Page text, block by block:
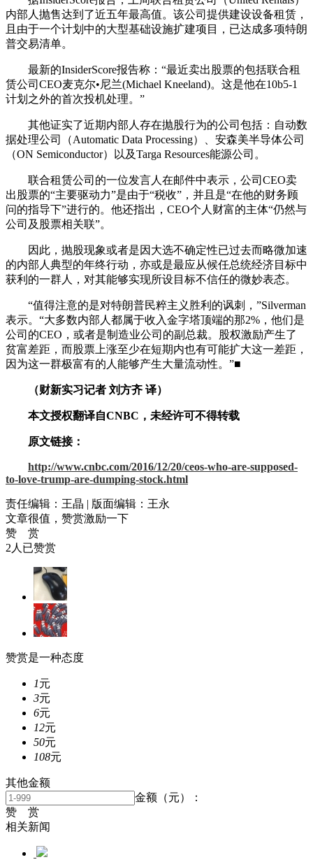
内部人抛售达到了近五年最高值。该公司提供建设设备租赁，
且由于一个计划中的大型基础设施扩建项目，已达成多项特朗
普交易清单。
最新的InsiderScore报告称：“最近卖出股票的包括联合租
赁公司CEO麦克尔•尼兰(Michael Kneeland)。这是他在10b5-1
计划之外的首次投机处理。”
其他证实了近期内部人存在抛股行为的公司包括：自动数
据处理公司（Automatic Data Processing）、安森美半导体公司
（ON Semiconductor）以及Targa Resources能源公司。
联合租赁公司的一位发言人在邮件中表示，公司CEO卖
出股票的“主要驱动力”是由于“税收”，并且是“在他的财务顾
问的指导下”进行的。他还指出，CEO个人财富的主体“仍然与
公司及股票相关联”。
因此，抛股现象或者是因大选不确定性已过去而略微加速
的内部人典型的年终行动，亦或是最应从候任总统经济目标中
获利的一群人，对其能够实现所设目标不信任的微妙表态。
“值得注意的是对特朗普民粹主义胜利的讽刺，”Silverman
表示。“大多数内部人都属于收入金字塔顶端的那2%，他们是
公司的CEO，或者是制造业公司的副总裁。股权激励产生了
贫富差距，而股票上涨至少在短期内也有可能扩大这一差距，
因为这一群极富有的人能够产生大量流动性。”■
（财新实习记者 刘方齐 译）
本文授权翻译自CNBC，未经许可不得转载
原文链接：
http://www.cnbc.com/2016/12/20/ceos-who-are-supposed-
to-love-trump-are-dumping-stock.html
责任编辑：王晶 | 版面编辑：王永
文章很值，赞赏激励一下
赞 赏
2 人已赞赏
赞赏是一种态度
1元
3元
6元
12元
50元
108元
其他金额
金额（元）：
赞 赏
相关新闻